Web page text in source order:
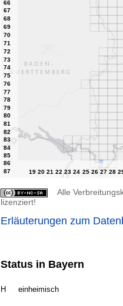
Alle
lizenziert!
Erläuterungen zum
Status in Bayern
H einheimisch